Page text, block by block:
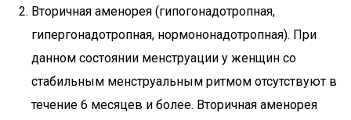
Вторичная аменорея (гипогонадотропная,
гипергонадотропная, нормононадотропная). При
данном состоянии менструации у женщин со
стабильным менструальным ритмом отсутствуют в
течение 6 месяцев и более. Вторичная аменорея